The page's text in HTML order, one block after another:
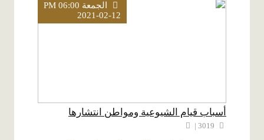
الجمعة PM 06:00
2021-02-12
أسباب قيام الشيوعية ومواطن انتشارها